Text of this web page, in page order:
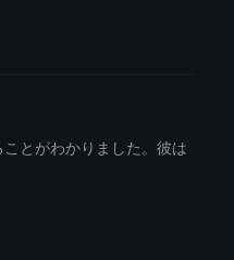
とがわかりました。彼は